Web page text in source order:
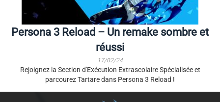
Persona 3 Reload – Un remake sombre et
réussi
17/02/24
Rejoignez la Section d'Exécution Extrascolaire Spécialisée et
parcourez Tartare dans Persona 3 Reload !